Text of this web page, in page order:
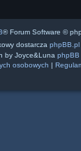
® Forum Software ©
dostarcza phpBB.pl
by Joyce&Luna phpBB
osobowych |